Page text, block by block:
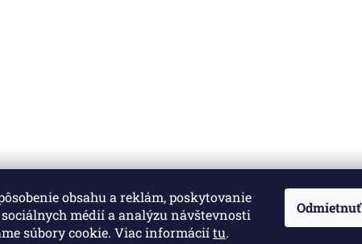
obsahu a reklám, poskytovanie
médií a analýzu návštevnosti
súbory cookie. Viac informáciítu.
Odmietnuť
Upraviť nastavenie cookies